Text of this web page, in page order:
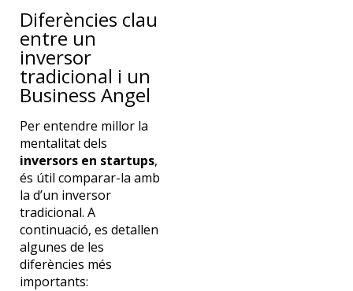
Diferències clau
entre un
inversor
tradicional i un
Business Angel
Per entendre millor la
mentalitat dels
inversors en startups,
és útil comparar-la amb
la d’un inversor
tradicional. A
continuació, es detallen
algunes de les
diferències més
importants: